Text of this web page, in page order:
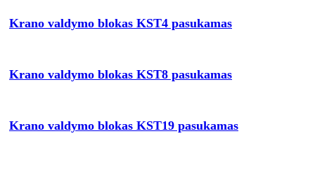
Krano valdymo blokas KST4 pasukamas
Krano valdymo blokas KST8 pasukamas
Krano valdymo blokas KST19 pasukamas